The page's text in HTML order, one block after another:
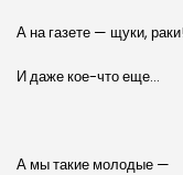
А на газете — щуки, раки!
И даже кое-что еще…
А мы такие молодые —